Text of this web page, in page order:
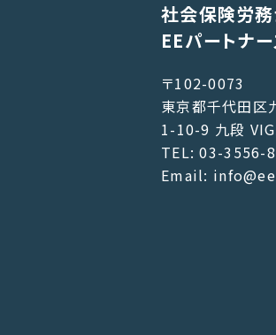
社会保険労
EEパートナ
〒102-0073
東京都千代田区
1-10-9 九段
TEL: 03-3556-
Email: